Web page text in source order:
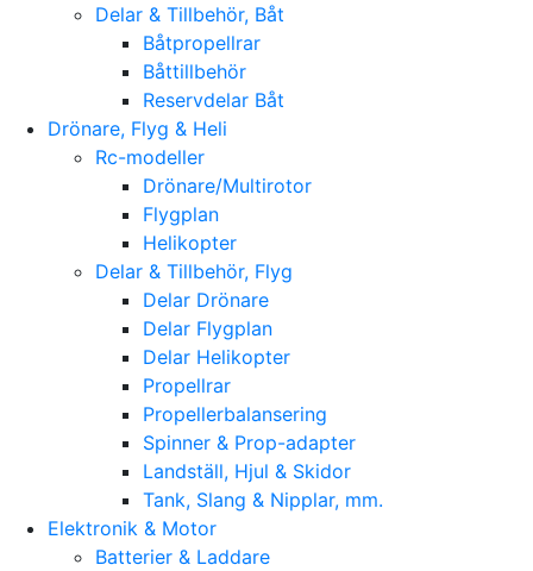
Delar & Tillbehör, Båt
Båtpropellrar
Båttillbehör
Reservdelar Båt
Drönare, Flyg & Heli
Rc-modeller
Drönare/Multirotor
Flygplan
Helikopter
Delar & Tillbehör, Flyg
Delar Drönare
Delar Flygplan
Delar Helikopter
Propellrar
Propellerbalansering
Spinner & Prop-adapter
Landställ, Hjul & Skidor
Tank, Slang & Nipplar, mm.
Elektronik & Motor
Batterier & Laddare